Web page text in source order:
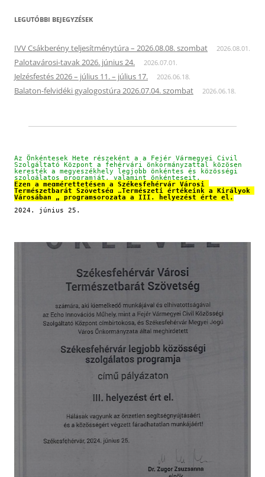
LEGUTÓBBI BEJEGYZÉSEK
IVV Csákberény teljesítménytúra – 2026.08.08. szombat 2026.08.01.
Palotavárosi-tavak 2026. június 24. 2026.07.01.
Jelzésfestés 2026 – július 11. – július 17. 2026.06.18.
Balaton-felvidéki gyalogostúra 2026.07.04. szombat 2026.06.18.
Az Önkéntesek Hete részeként a a Fejér Vármegyei Civil
Szolgáltató Központ a fehérvári önkormányzattal közösen
keresték a megyeszékhely legjobb önkéntes és közösségi
szolgálatos programját, valamint önkénteseit.
Ezen a megmérettetésen a Székesfehérvár Városi
Természetbarát Szövetség „Természeti értékeink a Királyok
Városában „ programsorozata a III. helyezést érte el.
2024. június 25.